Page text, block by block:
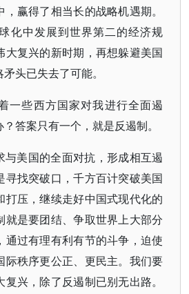
赢得了相当长的战略机遇期。
化中发展到世界第二的经济规
大复兴的新时期，再想躲避美国
头已失去了可能。
一些西方国家对我进行全面遏
答案只有一个，就是反遏制。
与美国的全面对抗，形成相互遏
寻找突破口，千方百计突破美国
打压，继续走好中国式现代化的
就是要团结、争取世界上大部分
通过有理有利有节的斗争，迫使
际秩序更公正、更民主。我们要
兴，除了反遏制已别无出路。